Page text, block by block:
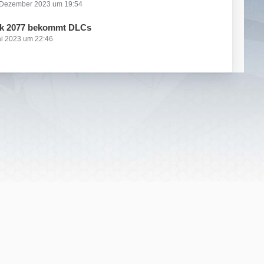
2023 um 19:54
2077 bekommt DLCs
2023 um 22:46